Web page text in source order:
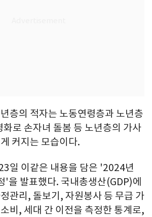
층의 적자는 노동연령층과 노년층
로 손자녀 돌봄 등 노년층의 가사
커지는 모습이다.
일 이같은 내용을 담은 '2024년
'을 발표했다. 국내총생산(GDP)에
관리, 돌보기, 자원봉사 등 무급 가
비, 세대 간 이전을 측정한 통계로,